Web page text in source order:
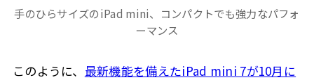
手のひらサイズのiPad mini、コンパクトでも強力なパフォ
ーマンス
このように、 最新機能を備えたiPad mini 7が10月に